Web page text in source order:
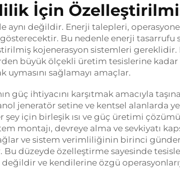
İçin
aynı değildir. Enerji talepleri,
Bu nedenle enerji tasarrufu
kojenerasyon sistemleri gereklidir.
büyük ölçekli üretim tesislerine
uymasını sağlamayı amaçlar.
güç ihtiyacını karşıtmak amacıyla
jeneratör setine ve kentsel alanlarda
için birleşik ısı ve güç üretimi
montajı, devreye alma ve sevkiyatı
ve sistem verimliliğinin birinci
Bu düzeyde özelleştirme sayesinde
değildir ve kendilerine özgü